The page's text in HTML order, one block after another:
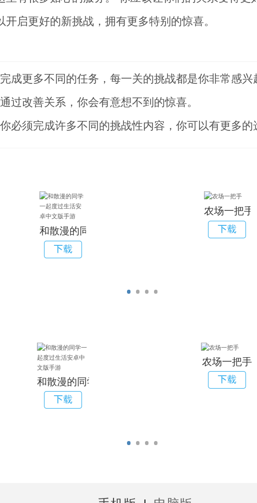
启更好的新挑战，拥有更多特别的惊喜。
成更多不同的任务，每一关的挑战都是你非常感兴
过改善关系，你会有意想不到的惊喜。
必须完成许多不同的挑战性内容，你可以有更多的
和散漫的同学一起度过生活安卓中文版手游
农场一把手
和散漫的同学一起度过生活安卓中文版手游
农场一把手